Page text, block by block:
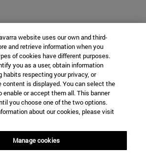
website uses our own and third-
and retrieve information when you
of cookies have different purposes.
you as a user, obtain information
habits respecting your privacy, or
content is displayed. You can select the
or accept them all. This banner
you choose one of the two options.
about our cookies, please visit
Manage cookies